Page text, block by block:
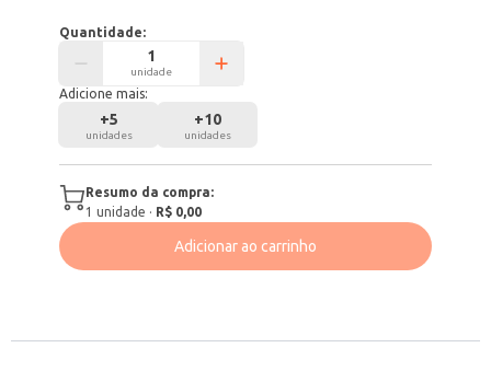
Quantidade:
unidade
Adicione mais:
+5
unidades
+10
unidades
Resumo da compra:
1 unidade · R$ 0,00
Adicionar ao carrinho